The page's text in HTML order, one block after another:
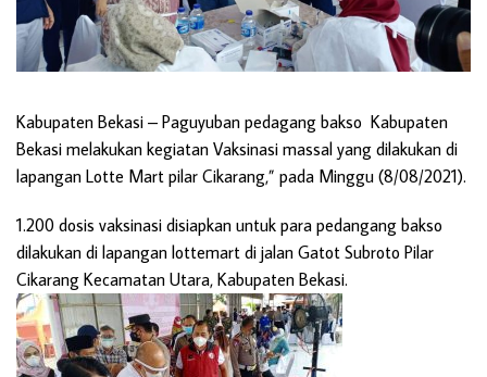
Kabupaten Bekasi – Paguyuban pedagang bakso Kabupaten
Bekasi melakukan kegiatan Vaksinasi massal yang dilakukan di
lapangan Lotte Mart pilar Cikarang,” pada Minggu (8/08/2021).
1.200 dosis vaksinasi disiapkan untuk para pedangang bakso
dilakukan di lapangan lottemart di jalan Gatot Subroto Pilar
Cikarang Kecamatan Utara, Kabupaten Bekasi.